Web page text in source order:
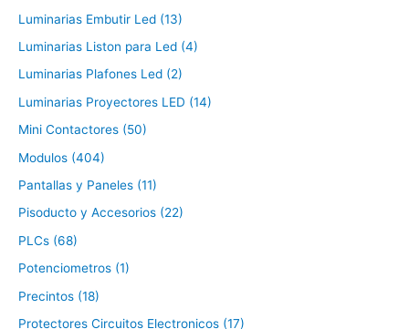
Luminarias Embutir Led (13)
Luminarias Liston para Led (4)
Luminarias Plafones Led (2)
Luminarias Proyectores LED (14)
Mini Contactores (50)
Modulos (404)
Pantallas y Paneles (11)
Pisoducto y Accesorios (22)
PLCs (68)
Potenciometros (1)
Precintos (18)
Protectores Circuitos Electronicos (17)